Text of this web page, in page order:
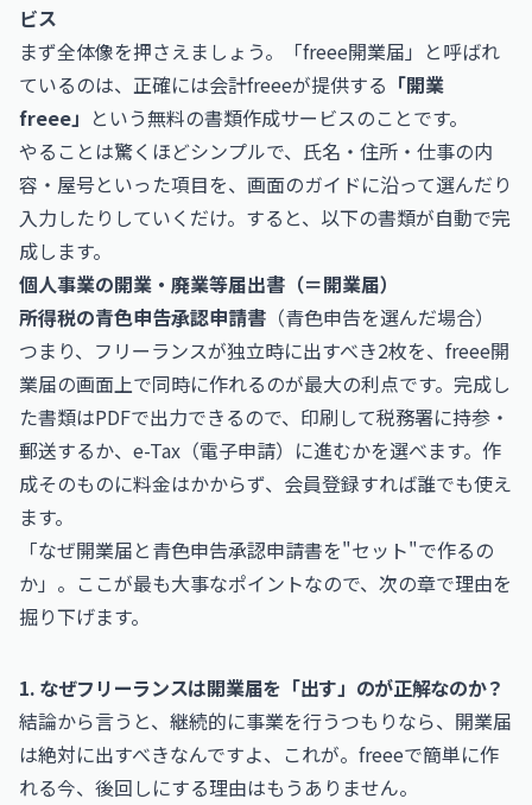
ビス
まず全体像を押さえましょう。「freee開業届」と呼ばれ
ているのは、正確には会計freeeが提供する 「開業
freee」 という無料の書類作成サービスのことです。
やることは驚くほどシンプルで、氏名・住所・仕事の内
容・屋号といった項目を、画面のガイドに沿って選んだり
入力したりしていくだけ。すると、以下の書類が自動で完
成します。
個人事業の開業・廃業等届出書（＝開業届）
所得税の青色申告承認申請書 （青色申告を選んだ場合）
つまり、フリーランスが独立時に出すべき2枚を、freee開
業届の画面上で同時に作れるのが最大の利点です。完成し
た書類はPDFで出力できるので、印刷して税務署に持参・
郵送するか、e-Tax（電子申請）に進むかを選べます。作
成そのものに料金はかからず、会員登録すれば誰でも使え
ます。
「なぜ開業届と青色申告承認申請書を"セット"で作るの
か」。ここが最も大事なポイントなので、次の章で理由を
掘り下げます。
1. なぜフリーランスは開業届を「出す」のが正解なのか？
結論から言うと、継続的に事業を行うつもりなら、開業届
は絶対に出すべきなんですよ、これが。freeeで簡単に作
れる今、後回しにする理由はもうありません。